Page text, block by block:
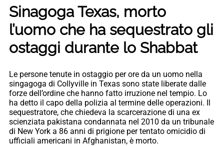
Sinagoga Texas, morto
l’uomo che ha sequestrato gli
ostaggi durante lo Shabbat
Le persone tenute in ostaggio per ore da un uomo nella
singagoga di Collyville in Texas sono state liberate dalle
forze dell’ordine che hanno fatto irruzione nel tempio. Lo
ha detto il capo della polizia al termine delle operazioni. Il
sequestratore, che chiedeva la scarcerazione di una ex
scienziata pakistana condannata nel 2010 da un tribunale
di New York a 86 anni di prigione per tentato omicidio di
ufficiali americani in Afghanistan, è morto.